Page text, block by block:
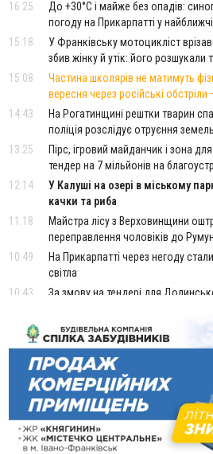
16:25
До +30°C і майже без опадів:
погоду на Прикарпатті у найближчі
15:18
У Франківську мотоцикліст
збив жінку й утік: його розшукали
15:08
Частина школярів не матимуть
вересня через російські
14:43
На Рогатинщині рештки тварин
поліція розслідує отруєння земель
13:25
Пірс, ігровий майданчик і зона
тендер на 7 мільйонів на
12:14
У Калуші на озері в міському
качки та риба
11:18
Майстра лісу з Верховинщини
переправлення чоловіків до
10:49
На Прикарпатті через негоду
світла
10:43
За змову на тендері для
10:09
Яремчанський суд виніс вирок
вкрав із супермаркету пляшку
09:53
В урочищі біля Галича археологи
вагову гирку XII–XIII століть
09:39
У Франківську медики провели
на аорті
Вчора